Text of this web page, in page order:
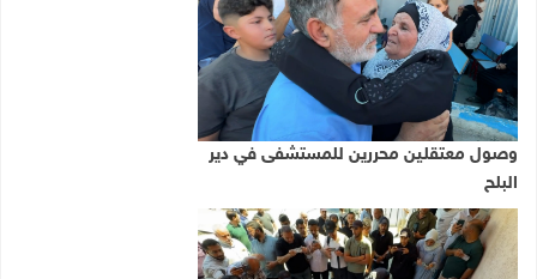
وصول معتقلين محررين للمستشفى في دير
البلح